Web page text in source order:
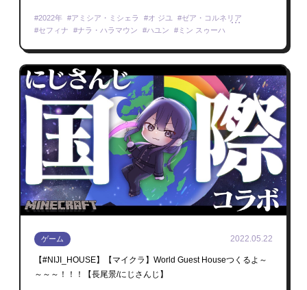
2022年 アミシア・ミシェラ オ ジユ
ゼア・コルネリア
セフィナ
ナラ・ハラマウン ハユン
ミン スゥーハ
めにまにカンパニー
Minecraft
ゲーム 2022.05.22
【#NIJI_HOUSE】【マイクラ】World Guest Houseつくるよ～
～～～！！！【長尾景/にじさんじ】